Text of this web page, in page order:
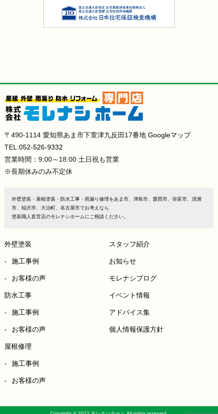
〒490-1114 愛知県あま市下萱津九反田17番地 Googleマップ
TEL:052-526-9332
営業時間：9:00～18:00 土日祝も営業
※長期休みのみ不定休
外壁塗装・屋根塗装・防水工事・雨漏り修理をあま市、津島市、愛西市、弥富市、清洲
市、稲沢市、大治町、名古屋市でお考えなら
塗装職人直営店のモレナシホームにご相談ください。
外壁塗装
施工事例
お客様の声
防水工事
施工事例
お客様の声
屋根修理
施工事例
お客様の声
スタッフ紹介
お知らせ
モレナシブログ
イベント情報
アドバイス集
個人情報保護方針